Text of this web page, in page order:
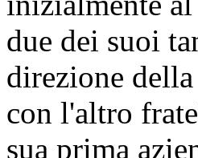
due dei suoi
direzione
con l'altro
sua prima